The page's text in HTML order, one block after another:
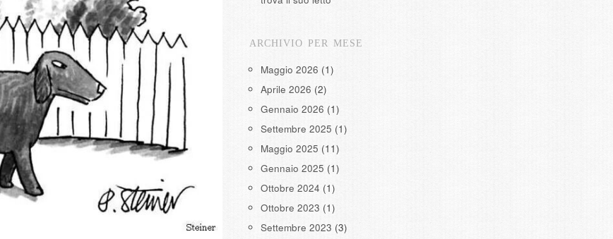
ARCHIVIO PER MESE
Maggio 2026 (1)
Aprile 2026 (2)
Gennaio 2026 (1)
Settembre 2025 (1)
Maggio 2025 (11)
Gennaio 2025 (1)
Ottobre 2024 (1)
Ottobre 2023 (1)
Settembre 2023 (3)